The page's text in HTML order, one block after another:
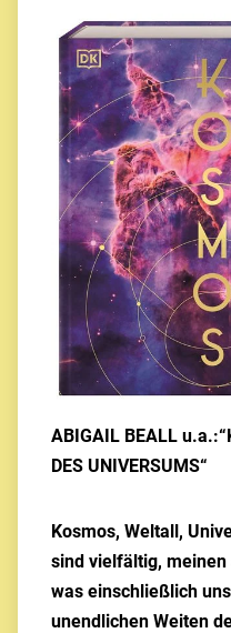
ABIGAIL BEALL
DES UNIVERSUMS“
Kosmos, Weltall,
sind vielfältig,
was einschließlich
unendlichen Weiten